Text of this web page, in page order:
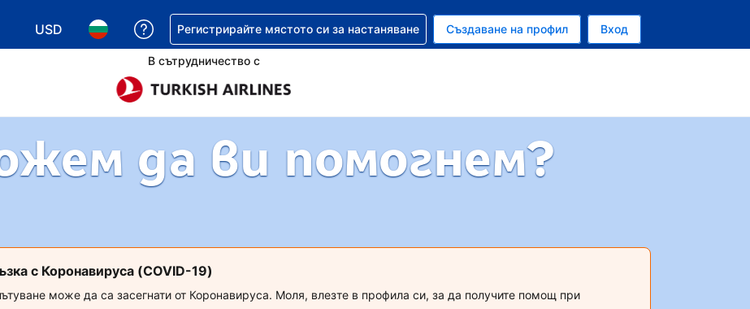
USD
Избор на валута. Избрана валута - Американски долар
Избор на език. Избран език - Български
Помощ с резервацията ви
Регистрирайте мястото си за настаняване Създаване на профил Вход
В сътрудничество с
да ви помогнем?
с Коронавируса (COVID-19)
може да са засегнати от Коронавируса. Моля, влезте в профила си, за да получите помощ при